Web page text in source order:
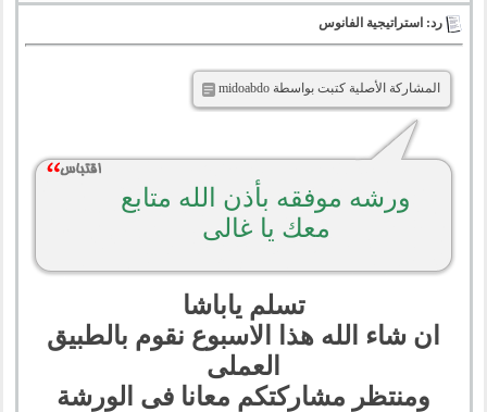
رد: استراتيجية الفانوس
المشاركة الأصلية كتبت بواسطة midoabdo
ورشه موفقه بأذن الله متابع
معك يا غالى
تسلم ياباشا
ان شاء الله هذا الاسبوع نقوم بالطبيق
العملى
ومنتظر مشاركتكم معانا فى الورشة